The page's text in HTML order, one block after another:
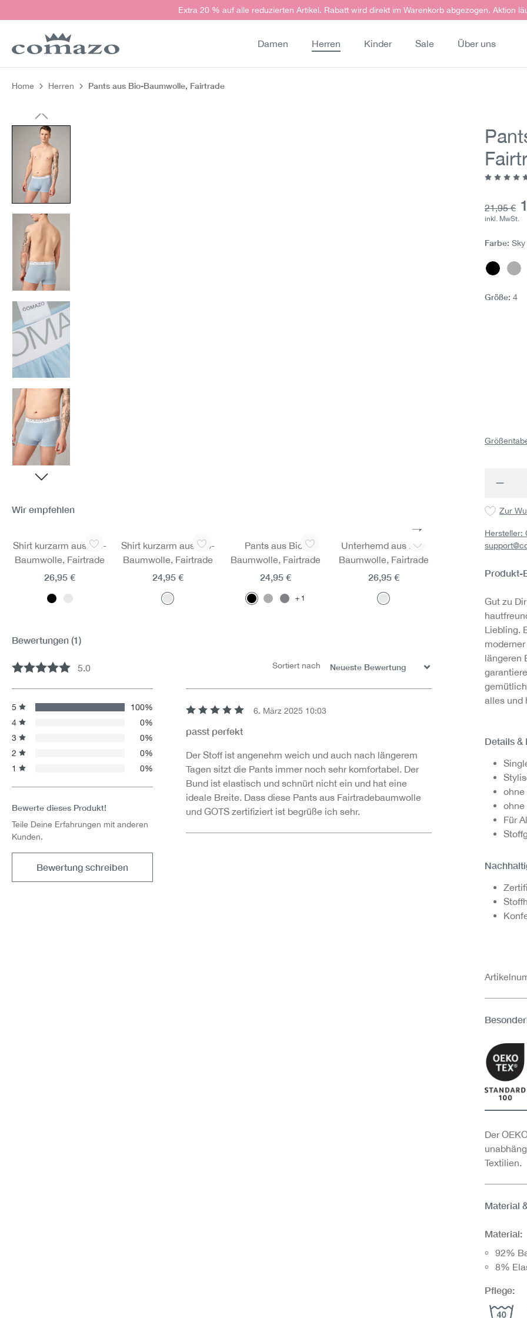
Zur Hauptnavigation springenExtra 20 % auf alle reduzierten Artikel. Rabatt wird direkt im Warenkorb abgezogen. Aktion
Damen Herren Kinder Sale Über uns
Home Herren Pants aus Bio-Baumwolle, Fairtrade
Bildergalerie überspringen
21,95 €
inkl. MwSt.
Farbe:Sky
Black
Größe:4
Zur
Hersteller:
Produkt-
Gut zu
Liebling.
längeren
alles und
Details &
ohne
ohne
Für
Der
Textilien.
Material
Material:
92%
8%
Pflege:
Wir empfehlen
Shirt kurzarm aus Bio-
Baumwolle, Fairtrade
26,95 €
Shirt kurzarm aus Bio-
Baumwolle, Fairtrade
24,95 €
Pants aus Bio-
Baumwolle, Fairtrade
1
24,95 €
Unterhemd aus Bio-
Baumwolle, Fairtrade
26,95 €
Trunks aus
Fairtrade
21,95 €
Bewertungen (1)
Durchschnittliche Bewertung von 5 von 5 Sternen
5.0 Sortiert nach
5
100%
4
0%
3
0%
2
0%
1
0%
Bewerte dieses Produkt!
Teile Deine Erfahrungen mit anderen
Kunden.
Bewertung schreiben
6. März 2025 10:03
passt perfekt
Der Stoff ist angenehm weich und auch nach längerem
Tagen sitzt die Pants immer noch sehr komfortabel. Der
Bund ist elastisch und schnürt nicht ein und hat eine
ideale Breite. Dass diese Pants aus Fairtradebaumwolle
und GOTS zertifiziert ist begrüße ich sehr.